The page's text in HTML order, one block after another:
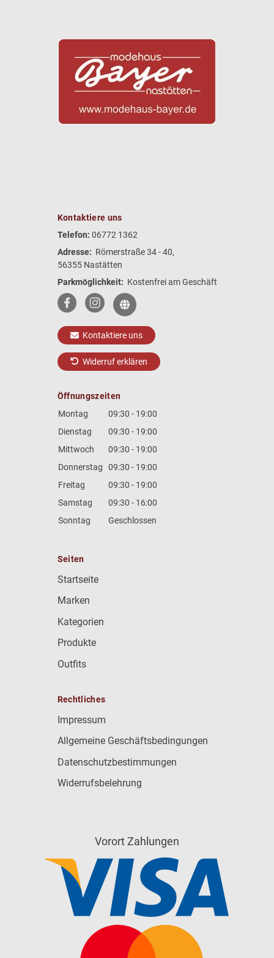
Kontaktiere uns
Telefon: 06772 1362
Adresse: Römerstraße 34 - 40,
56355 Nastätten
Parkmöglichkeit: Kostenfrei am Geschäft
Kontaktiere uns
Widerruf erklären
Öffnungszeiten
Montag
09:30 - 19:00
Dienstag
09:30 - 19:00
Mittwoch
09:30 - 19:00
Donnerstag
09:30 - 19:00
Freitag
09:30 - 19:00
Samstag
09:30 - 16:00
Sonntag
Geschlossen
Seiten
Startseite
Marken
Kategorien
Produkte
Outfits
Rechtliches
Impressum
Allgemeine Geschäftsbedingungen
Datenschutzbestimmungen
Widerrufsbelehrung
Vorort Zahlungen